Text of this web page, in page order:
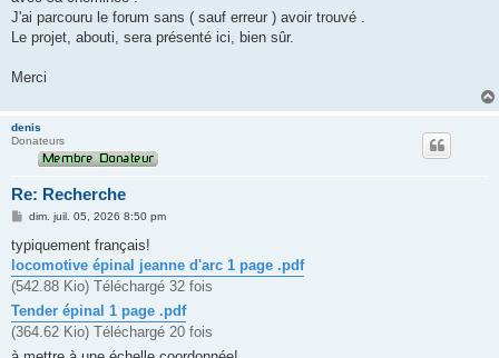
J'ai parcouru le forum sans ( sauf erreur ) avoir trouvé .
Le projet, abouti, sera présenté ici, bien sûr.
Merci
denis
Donateurs
Re: Recherche
M
s
s
a
g
e
dim. juil. 05, 2026 8:50 pm
typiquement français!
locomotive épinal jeanne d'arc 1 page .pdf
(542.88 Kio) Téléchargé 32 fois
Tender épinal 1 page .pdf
(364.62 Kio) Téléchargé 20 fois